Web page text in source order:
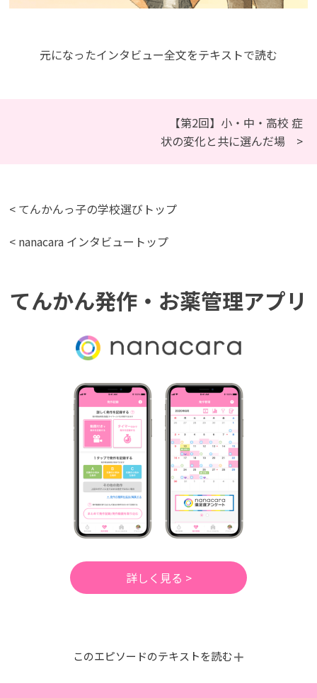
元になったインタビュー全文をテキストで読む
【第2回】小・中・高校 症
状の変化と共に選んだ場 >
< てんかんっ子の学校選びトップ
< nanacara インタビュートップ
てんかん発作・お薬管理アプリ
詳しく見る >
このエピソードのテキストを読む